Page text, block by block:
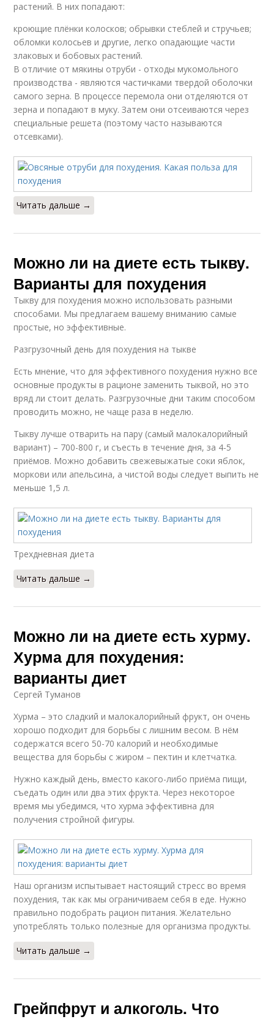
растений. В них попадают:
кроющие плёнки колосков; обрывки стеблей и стручьев;
обломки колосьев и другие, легко опадающие части
злаковых и бобовых растений.
В отличие от мякины отруби - отходы мукомольного
производства - являются частичками твердой оболочки
самого зерна. В процессе перемола они отделяются от
зерна и попадают в муку. Затем они отсеиваются через
специальные решета (поэтому часто называются
отсевками).
Читать дальше →
Можно ли на диете есть тыкву.
Варианты для похудения
Тыкву для похудения можно использовать разными
способами. Мы предлагаем вашему вниманию самые
простые, но эффективные.
Разгрузочный день для похудения на тыкве
Есть мнение, что для эффективного похудения нужно все
основные продукты в рационе заменить тыквой, но это
вряд ли стоит делать. Разгрузочные дни таким способом
проводить можно, не чаще раза в неделю.
Тыкву лучше отварить на пару (самый малокалорийный
вариант) – 700-800 г, и съесть в течение дня, за 4-5
приёмов. Можно добавить свежевыжатые соки яблок,
моркови или апельсина, а чистой воды следует выпить не
меньше 1,5 л.
Трехдневная диета
Читать дальше →
Можно ли на диете есть хурму.
Хурма для похудения:
варианты диет
Сергей Туманов
Хурма – это сладкий и малокалорийный фрукт, он очень
хорошо подходит для борьбы с лишним весом. В нём
содержатся всего 50-70 калорий и необходимые
вещества для борьбы с жиром – пектин и клетчатка.
Нужно каждый день, вместо какого-либо приёма пищи,
съедать один или два этих фрукта. Через некоторое
время мы убедимся, что хурма эффективна для
получения стройной фигуры.
Наш организм испытывает настоящий стресс во время
похудения, так как мы ограничиваем себя в еде. Нужно
правильно подобрать рацион питания. Желательно
употреблять только полезные для организма продукты.
Читать дальше →
Грейпфрут и алкоголь. Что